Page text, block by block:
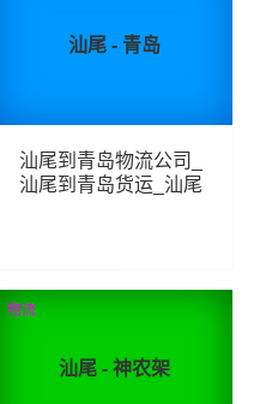
汕尾 - 青岛
汕尾到青岛物流公司_
汕尾到青岛货运_汕尾
498 查看详细
汕尾 - 神农架
物流